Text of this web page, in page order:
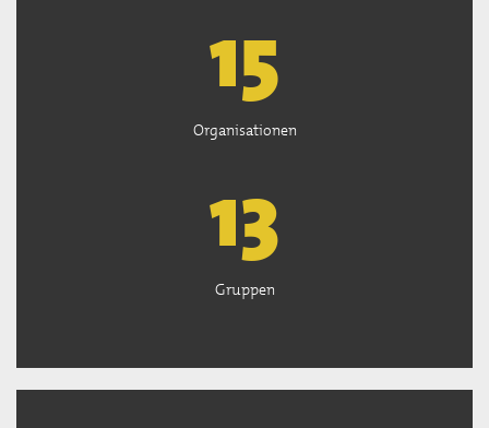
15
Organisationen
13
Gruppen